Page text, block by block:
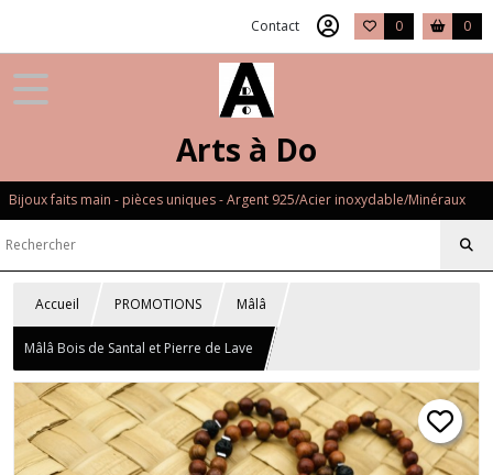
Contact 0 0
Arts à Do
Bijoux faits main - pièces uniques - Argent 925/Acier inoxydable/Minéraux
Accueil PROMOTIONS Mâlâ
Mâlâ Bois de Santal et Pierre de Lave